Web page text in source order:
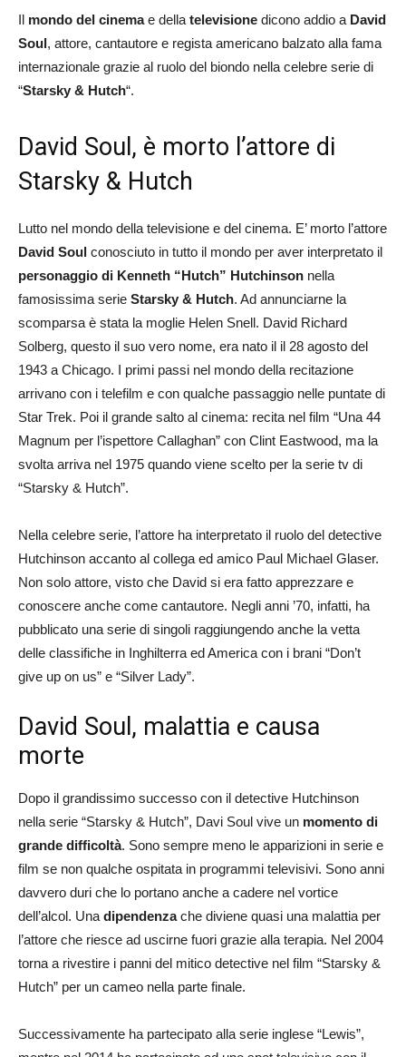
Il mondo del cinemae della televisione dicono addio a David
Soul, attore, cantautore e regista americano balzato alla fama
internazionale grazie al ruolo del biondo nella celebre serie di
“Starsky & Hutch“.
David Soul, è morto l’attore di
Starsky & Hutch
Lutto nel mondo della televisione e del cinema. E’ morto l’attore
David Soul conosciuto in tutto il mondo per aver interpretato il
personaggio di Kenneth “Hutch” Hutchinson nella
famosissima serie Starsky & Hutch. Ad annunciarne la
scomparsa è stata la moglie Helen Snell. David Richard
Solberg, questo il suo vero nome, era nato il il 28 agosto del
1943 a Chicago. I primi passi nel mondo della recitazione
arrivano con i telefilm e con qualche passaggio nelle puntate di
Star Trek. Poi il grande salto al cinema: recita nel film “Una 44
Magnum per l’ispettore Callaghan” con Clint Eastwood, ma la
svolta arriva nel 1975 quando viene scelto per la serie tv di
“Starsky & Hutch”.
Nella celebre serie, l’attore ha interpretato il ruolo del detective
Hutchinson accanto al collega ed amico Paul Michael Glaser.
Non solo attore, visto che David si era fatto apprezzare e
conoscere anche come cantautore. Negli anni ’70, infatti, ha
pubblicato una serie di singoli raggiungendo anche la vetta
delle classifiche in Inghilterra ed America con i brani “Don’t
give up on us” e “Silver Lady”.
David Soul, malattia e causa
morte
Dopo il grandissimo successo con il detective Hutchinson
nella serie “Starsky & Hutch”, Davi Soul vive un momento di
grande difficoltà. Sono sempre meno le apparizioni in serie e
film se non qualche ospitata in programmi televisivi. Sono anni
davvero duri che lo portano anche a cadere nel vortice
dell’alcol. Una dipendenzache diviene quasi una malattia per
l’attore che riesce ad uscirne fuori grazie alla terapia. Nel 2004
torna a rivestire i panni del mitico detective nel film “Starsky &
Hutch” per un cameo nella parte finale.
Successivamente ha partecipato alla serie inglese “Lewis”,